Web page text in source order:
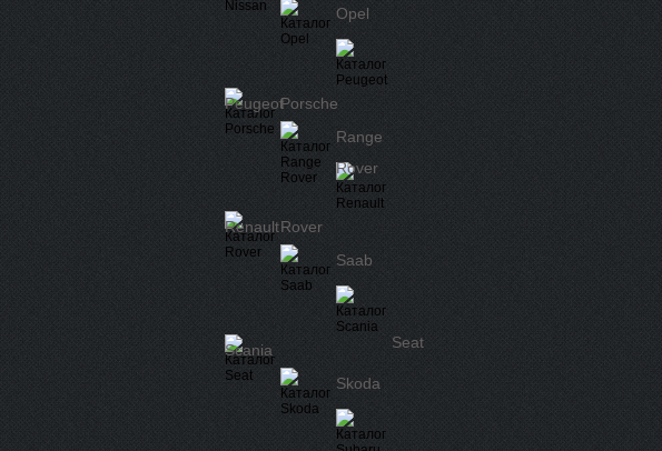
Opel
PeugeotPorsche
Range
Rover
RenaultRover
Saab
Scania Seat
Skoda